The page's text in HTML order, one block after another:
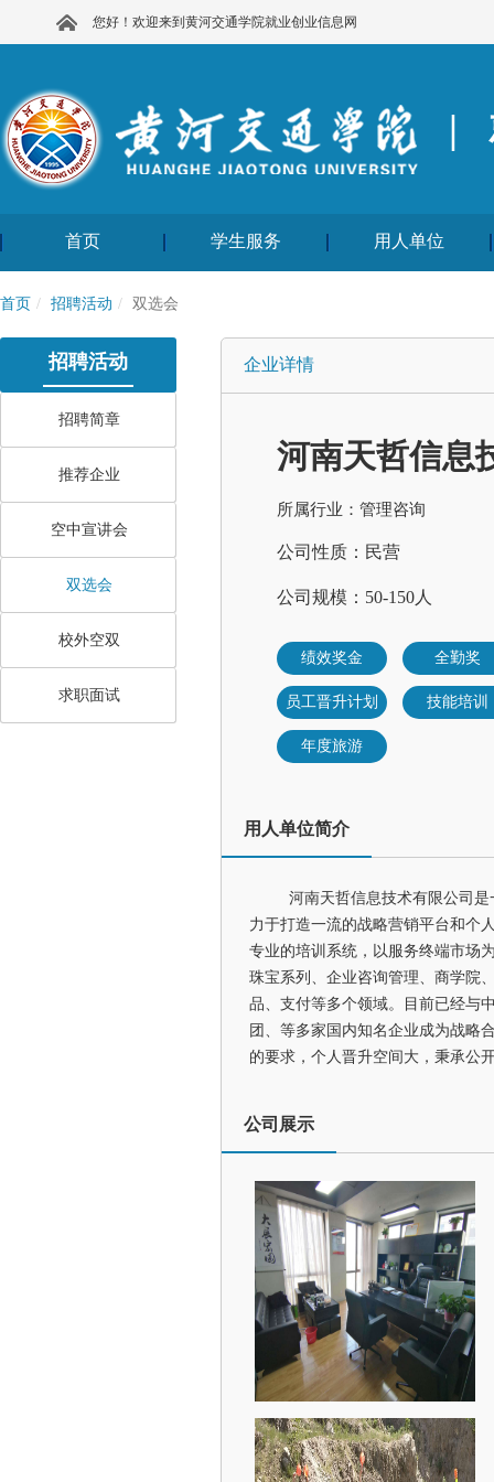
您好！欢迎来到黄河交通学院就业创业信息网
|
首页 学生服务 用人单位
首页 招聘活动 双选会
招聘活动
招聘简章
推荐企业
空中宣讲会
双选会
校外空双
求职面试
企业详情
河南天哲信息
所属行业：管理咨询
公司性质：民营
公司规模：50-150人
绩效奖金 全勤奖
员工晋升计划 技能培训
年度旅游
用人单位简介
河南天哲信息技术有限公司
力于打造一流的战略营销平台和个
专业的培训系统，以服务终端市场
珠宝系列、企业咨询管理、商学院
品、支付等多个领域。目前已经与
团、等多家国内知名企业成为战略
的要求，个人晋升空间大，秉承公
公司展示